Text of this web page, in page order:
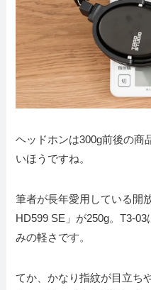
ヘッドホンは300g前後の商
いほうですね。
筆者が長年愛用している開
HD599 SE」が250g。T3-
みの軽さです。
てか、かなり指紋が目立ち